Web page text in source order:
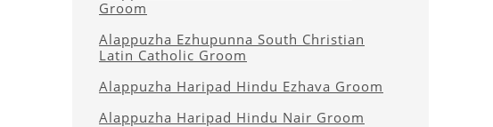
Groom
Alappuzha Ezhupunna South Christian
Latin Catholic Groom
Alappuzha Haripad Hindu Ezhava Groom
Alappuzha Haripad Hindu Nair Groom